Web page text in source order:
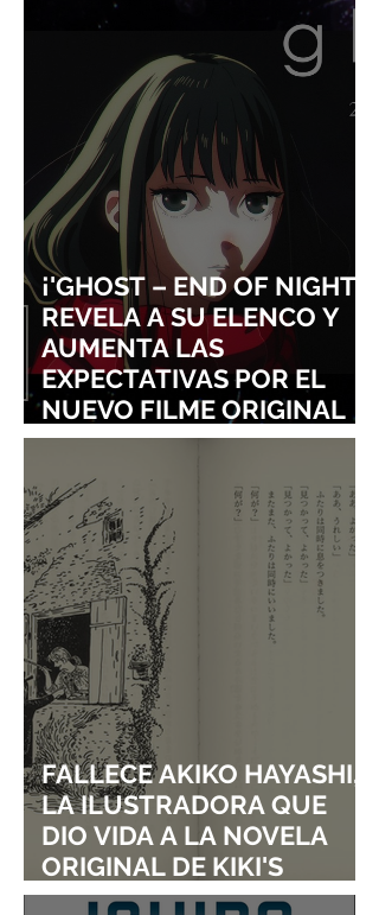
REVOLUCIONAR EL STOP-
¡'GHOST – END OF NIGHT'
REVELA A SU ELENCO Y
AUMENTA LAS
EXPECTATIVAS POR EL
NUEVO FILME ORIGINAL
DE SHINGO NATSUME!
FALLECE AKIKO HAYASHI,
LA ILUSTRADORA QUE
DIO VIDA A LA NOVELA
ORIGINAL DE KIKI'S
DELIVERY SERVICE